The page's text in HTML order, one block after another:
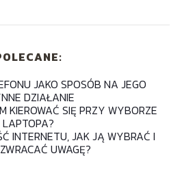
JAKO SPOSÓB NA JEGO
DZIAŁANIE
KIEROWAĆ SIĘ PRZY WYBORZE
LAPTOPA?
INTERNETU, JAK JĄ WYBRAĆ I
UWAGĘ?